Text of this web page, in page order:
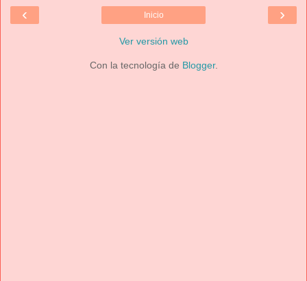
‹ ›
Inicio
Ver versión web
Con la tecnología de Blogger.